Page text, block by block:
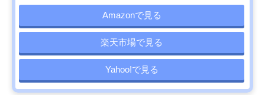
Amazonで見る
楽天市場で見る
Yahoo!で見る